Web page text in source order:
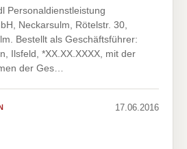
Personaldienstleistung
Neckarsulm, Rötelstr. 30,
Bestellt als Geschäftsführer:
Ilsfeld, *XX.XX.XXXX, mit der
der Ges…
17.06.2016